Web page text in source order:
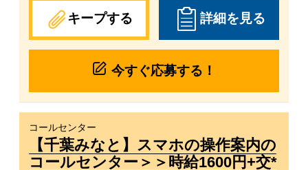
キープする 詳細を見る
今すぐ応募する！
コールセンター
【千葉みなと】スマホの操作案内の
コールセンター＞＞時給1600円+交*